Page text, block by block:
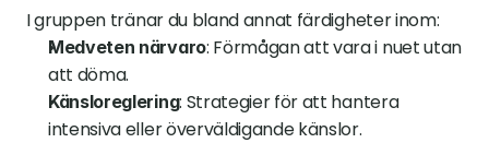
I gruppen tränar du bland annat färdigheter inom:
Medveten närvaro: Förmågan att vara i nuet utan
att döma.
Känsloreglering: Strategier för att hantera
intensiva eller överväldigande känslor.